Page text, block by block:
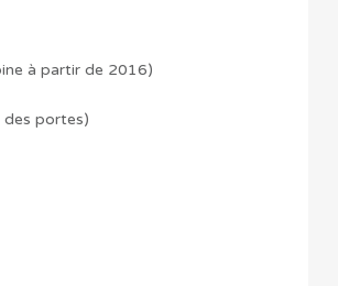
à partir de 2016)
des portes)